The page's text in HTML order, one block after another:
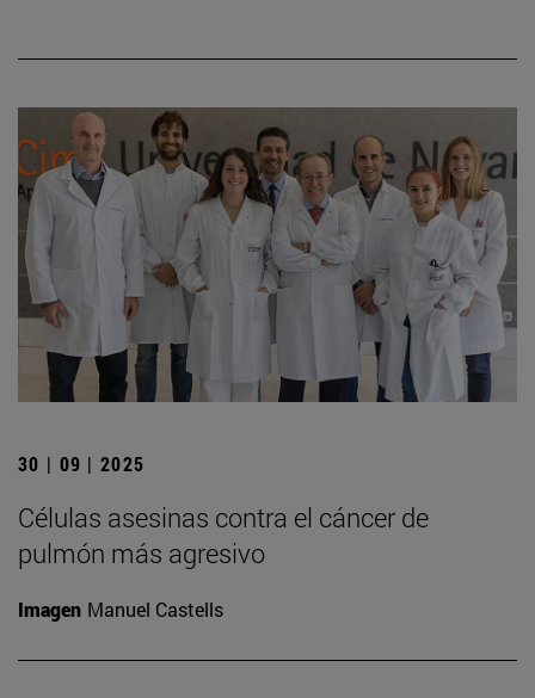
30 | 09 | 2025
Células asesinas contra el cáncer de
pulmón más agresivo
Imagen Manuel Castells